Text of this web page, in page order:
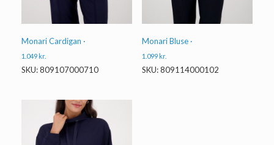
Monari Cardigan ·
1.049kr.
SKU: 809107000710
Monari Bluse ·
1.099kr.
SKU: 809114000102